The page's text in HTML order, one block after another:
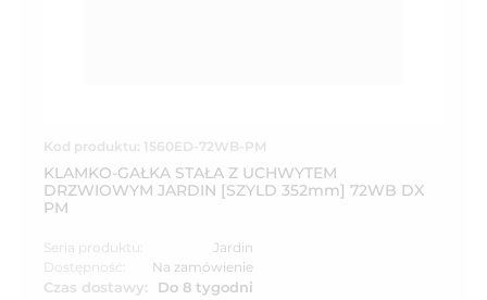
Kod produktu: 1560ED-72WB-PM
KLAMKO-GAŁKA STAŁA Z UCHWYTEM
DRZWIOWYM JARDIN [SZYLD 352mm] 72WB DX
PM
Seria produktu:
Jardin
Dostępność:
Na zamówienie
Czas dostawy: Do 8 tygodni